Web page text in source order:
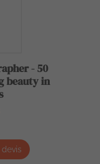
- 50
beauty in